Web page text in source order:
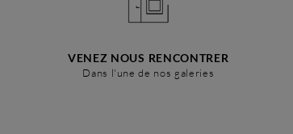
VENEZ NOUS RENCONTRER
Dans l'une de nos galeries